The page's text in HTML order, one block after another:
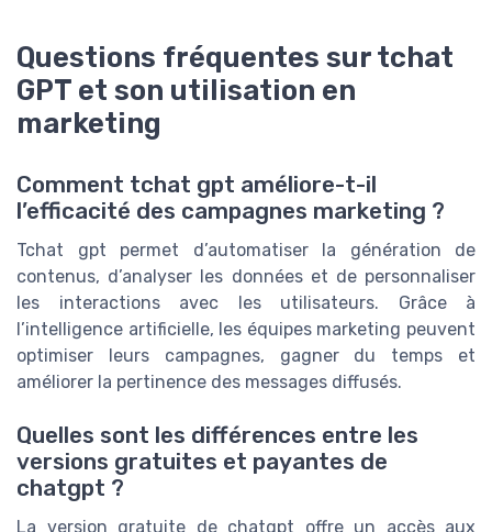
Questions fréquentes sur tchat
GPT et son utilisation en
marketing
Comment tchat gpt améliore-t-il
l’efficacité des campagnes marketing ?
Tchat gpt permet d’automatiser la génération de
contenus, d’analyser les données et de personnaliser
les interactions avec les utilisateurs. Grâce à
l’intelligence artificielle, les équipes marketing peuvent
optimiser leurs campagnes, gagner du temps et
améliorer la pertinence des messages diffusés.
Quelles sont les différences entre les
versions gratuites et payantes de
chatgpt ?
La version gratuite de chatgpt offre un accès aux